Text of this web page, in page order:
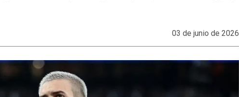
03 de junio de 2026